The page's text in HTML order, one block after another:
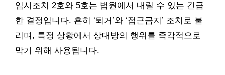
임시조치 2호와 5호는 법원에서 내릴 수 있는 긴급
한 결정입니다. 흔히 ‘퇴거’와 ‘접근금지’ 조치로 불
리며, 특정 상황에서 상대방의 행위를 즉각적으로
막기 위해 사용됩니다.